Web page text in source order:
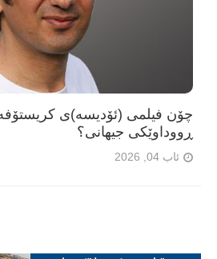
چۆن فیلمی (ئۆدیسە)ی
ڕووداوێکی جیهانی؟
ئاب 04, 2026